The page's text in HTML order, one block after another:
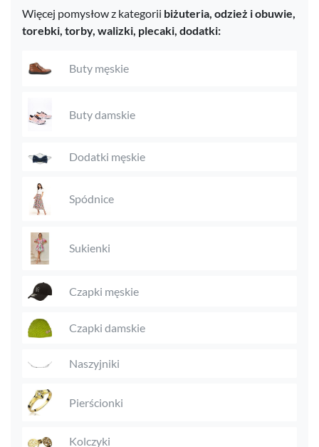
Więcej pomysłow z kategorii biżuteria, odzież i obuwie,
torebki, torby, walizki, plecaki, dodatki:
Buty męskie
Buty damskie
Dodatki męskie
Spódnice
Sukienki
Czapki męskie
Czapki damskie
Naszyjniki
Pierścionki
Kolczyki